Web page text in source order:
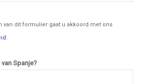
van dit formulier gaat u akkoord met ons
.
Spanje?